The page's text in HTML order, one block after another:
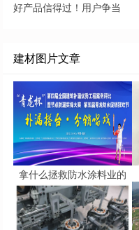
好产品信得过！用户争当
建材图片文章
拿什么拯救防水涂料业的